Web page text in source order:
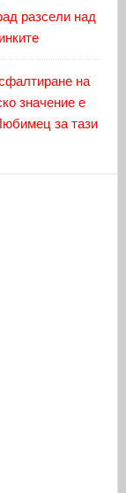
разсели над
на
значение е
за тази